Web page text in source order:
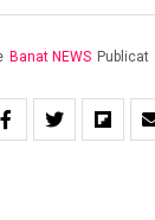
Banat NEWS Publicat